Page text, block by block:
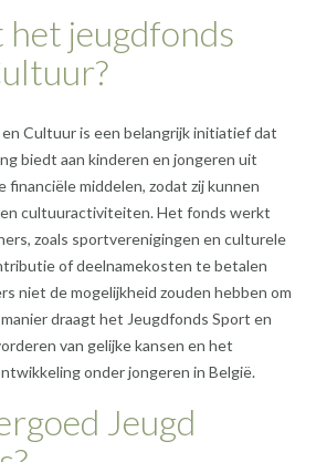
jeugdfonds
Cultuur is een belangrijk initiatief dat
biedt aan kinderen en jongeren uit
financiële middelen, zodat zij kunnen
cultuuractiviteiten. Het fonds werkt
zoals sportverenigingen en culturele
of deelnamekosten te betalen
niet de mogelijkheid zouden hebben om
draagt het Jeugdfonds Sport en
van gelijke kansen en het
onder jongeren in België.
Jeugd